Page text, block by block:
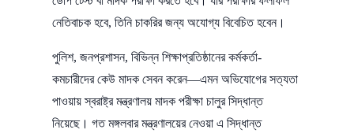
নেতিবাচক হবে, তিনি চাকরির জন্য অযোগ্য বিবেচিত হবেন।
পুলিশ, জনপ্রশাসন, বিভিন্ন শিক্ষাপ্রতিষ্ঠানের কর্মকর্তা-
কমচারীদের কেউ মাদক সেবন করেন—এমন অভিযোগের সত্যতা
পাওয়ায় স্বরাষ্ট্র মন্ত্রণালয় মাদক পরীক্ষা চালুর সিদ্ধান্ত
নিয়েছে। গত মঙ্গলবার মন্ত্রণালয়ের নেওয়া এ সিদ্ধান্ত